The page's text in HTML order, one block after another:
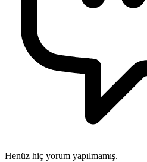
Henüz hiç yorum yapılmamış.